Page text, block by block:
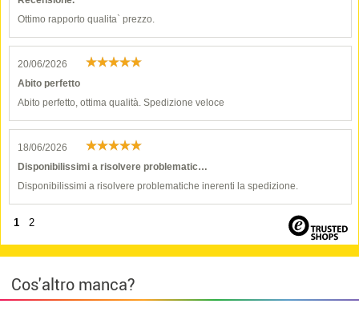
Ottimo rapporto qualita` prezzo.
20/06/2026
Abito perfetto
Abito perfetto, ottima qualità. Spedizione veloce
18/06/2026
Disponibilissimi a risolvere problematic…
Disponibilissimi a risolvere problematiche inerenti la spedizione.
1 2
Cos'altro manca?